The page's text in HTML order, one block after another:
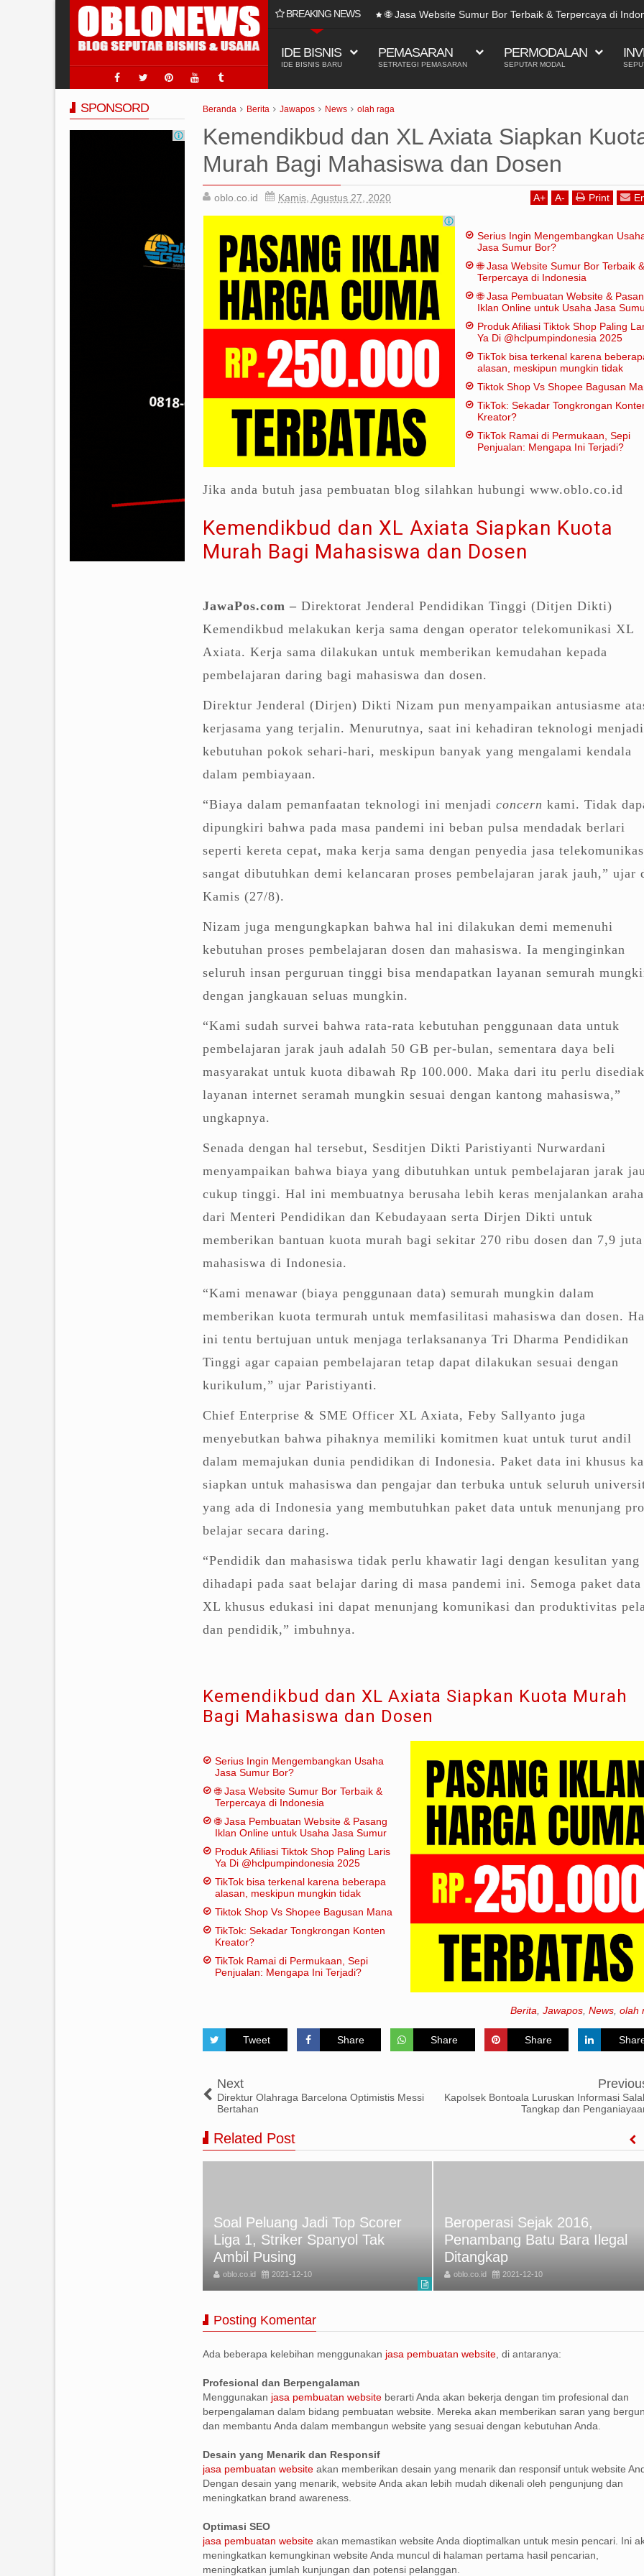
BREAKING NEWS
Jasa Sumur Bor? 🌐 Jasa Website Sumur Bor Terbaik & Terpercaya di
IDE BISNIS
IDE BISNIS BARU
PEMASARAN
SETRATEGI PEMASARAN
PERMODALAN
SEPUTAR MODAL
Beranda Berita Jawapos News olah raga
Kemendikbud dan XL Axiata Siapkan
Murah Bagi Mahasiswa dan Dosen
oblo.co.id Kamis, Agustus 27, 2020 A+ A- Print
Serius Ingin Mengembangkan
Jasa Sumur Bor?
🌐 Jasa Website Sumur Bor Terbaik &
Terpercaya di Indonesia
🌐 Jasa Pembuatan Website &
Iklan Online untuk Usaha Jasa
Produk Afiliasi Tiktok Shop Paling
Ya Di @hclpumpindonesia 2025
TikTok bisa terkenal karena
alasan, meskipun mungkin tidak
tradisional:
Tiktok Shop Vs Shopee Bagusan
TikTok: Sekadar Tongkrongan
Kreator?
TikTok Ramai di Permukaan, Sepi
Penjualan: Mengapa Ini Terjadi?
Jika anda butuh jasa pembuatan blog silahkan hubungi www.oblo.co.id
Kemendikbud dan XL Axiata Siapkan Kuota
Murah Bagi Mahasiswa dan Dosen
JawaPos.com – Direktorat Jenderal Pendidikan Tinggi (Ditjen Dikti)
Kemendikbud melakukan kerja sama dengan operator telekomunikasi XL
Axiata. Kerja sama dilakukan untuk memberikan kemudahan kepada
pembelajaran daring bagi mahasiswa dan dosen.
Direktur Jenderal (Dirjen) Dikti Nizam pun menyampaikan antusiasme
kerjasama yang terjalin. Menurutnya, saat ini kehadiran teknologi menjadi
kebutuhan pokok sehari-hari, meskipun banyak yang mengalami kendala
dalam pembiayaan.
“Biaya dalam pemanfaatan teknologi ini menjadi concern kami. Tidak
dipungkiri bahwa pada masa pandemi ini beban pulsa mendadak berlari
seperti kereta cepat, maka kerja sama dengan penyedia jasa
sangat dibutuhkan demi kelancaran proses pembelajaran jarak jauh,” ujar
Kamis (27/8).
Nizam juga mengungkapkan bahwa hal ini dilakukan demi memenuhi
kebutuhan proses pembelajaran dosen dan mahasiswa. Ia menginginkan
seluruh insan perguruan tinggi bisa mendapatkan layanan semurah
dengan jangkauan seluas mungkin.
“Kami sudah survei bahwa rata-rata kebutuhan penggunaan data untuk
pembelajaran jarak jauh adalah 50 GB per-bulan, sementara daya beli
masyarakat untuk kuota dibawah Rp 100.000. Maka dari itu perlu
layanan internet seramah mungkin sesuai dengan kantong mahasiswa,”
ungkapnya.
Senada dengan hal tersebut, Sesditjen Dikti Paristiyanti Nurwardani
menyampaikan bahwa biaya yang dibutuhkan untuk pembelajaran jarak
cukup tinggi. Hal ini membuatnya berusaha lebih keras menjalankan
dari Menteri Pendidikan dan Kebudayaan serta Dirjen Dikti untuk
memberikan bantuan kuota murah bagi sekitar 270 ribu dosen dan 7,9 juta
mahasiswa di Indonesia.
“Kami menawar (biaya penggunaan data) semurah mungkin dalam
memberikan kuota termurah untuk memfasilitasi mahasiswa dan dosen.
ini tentu bertujuan untuk menjaga terlaksananya Tri Dharma Pendidikan
Tinggi agar capaian pembelajaran tetap dapat dilakukan sesuai dengan
kurikulum,” ujar Paristiyanti.
Chief Enterprise & SME Officer XL Axiata, Feby Sallyanto juga
menyebutkan bahwa pihaknya memiliki komitmen kuat untuk turut andil
dalam memajukan dunia pendidikan di Indonesia. Paket data ini khusus
siapkan untuk mahasiswa dan pengajar dan terbuka untuk seluruh
yang ada di Indonesia yang membutuhkan paket data untuk menunjang
belajar secara daring.
“Pendidik dan mahasiswa tidak perlu khawatir lagi dengan kesulitan yang
dihadapi pada saat belajar daring di masa pandemi ini. Semoga paket data
XL khusus edukasi ini dapat menunjang komunikasi dan produktivitas
dan pendidik,” imbuhnya.
Kemendikbud dan XL Axiata Siapkan Kuota Murah
Bagi Mahasiswa dan Dosen
Serius Ingin Mengembangkan Usaha
Jasa Sumur Bor?
🌐 Jasa Website Sumur Bor Terbaik &
Terpercaya di Indonesia
🌐 Jasa Pembuatan Website & Pasang
Iklan Online untuk Usaha Jasa Sumur
Produk Afiliasi Tiktok Shop Paling Laris
Ya Di @hclpumpindonesia 2025
TikTok bisa terkenal karena beberapa
alasan, meskipun mungkin tidak
tradisional:
Tiktok Shop Vs Shopee Bagusan Mana
TikTok: Sekadar Tongkrongan Konten
Kreator?
TikTok Ramai di Permukaan, Sepi
Penjualan: Mengapa Ini Terjadi?
Berita Jawapos News olah
Tweet Share Share Share
Next
Direktur Olahraga Barcelona Optimistis Messi
Bertahan
Kapolsek Bontoala Luruskan Informasi
Tangkap dan
Related Post
Soal Peluang Jadi Top Scorer
Liga 1, Striker Spanyol Tak
Ambil Pusing
oblo.co.id 2021-12-10
Beroperasi Sejak 2016,
Penambang Batu Bara Ilegal
Ditangkap
oblo.co.id 2021-12-10
Posting Komentar
Ada beberapa kelebihan menggunakan jasa pembuatan website , di antaranya:
Profesional dan Berpengalaman
Menggunakan jasa pembuatan website berarti Anda akan bekerja dengan tim profesional dan
berpengalaman dalam bidang pembuatan website. Mereka akan memberikan saran yang
dan membantu Anda dalam membangun website yang sesuai dengan kebutuhan Anda.
Desain yang Menarik dan Responsif
jasa pembuatan website akan memberikan desain yang menarik dan responsif untuk website
Dengan desain yang menarik, website Anda akan lebih mudah dikenali oleh pengunjung dan
meningkatkan brand awareness.
Optimasi SEO
jasa pembuatan website akan memastikan website Anda dioptimalkan untuk mesin pencari. Ini
meningkatkan kemungkinan website Anda muncul di halaman pertama hasil pencarian,
meningkatkan jumlah kunjungan dan potensi pelanggan.
SPONSORD